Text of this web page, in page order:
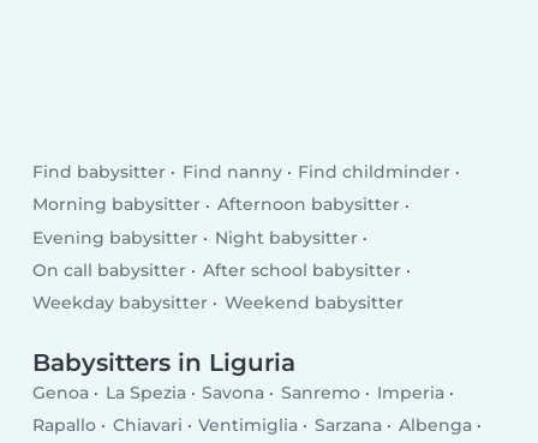
Find babysitter Find nanny
Find childminder
Morning babysitter
Afternoon babysitter
Evening babysitter
Night babysitter
On call babysitter
After school babysitter
Weekday babysitter
Weekend babysitter
Babysitters in Liguria
Genoa La Spezia Savona Sanremo
Imperia
Rapallo
Chiavari Ventimiglia Sarzana
Albenga